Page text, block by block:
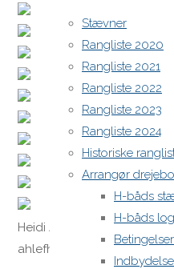
Stævner
Rangliste 2020
Rangliste 2021
Rangliste 2022
Rangliste 2023
Rangliste 2024
Historiske
Arrangør
H-båds
H-båds
Heidi Ahle
ahlefheidi@gmail.com